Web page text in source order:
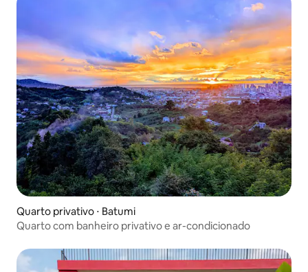
Quarto privativo ⋅ Batumi
Quarto com banheiro privativo e ar-condicionado